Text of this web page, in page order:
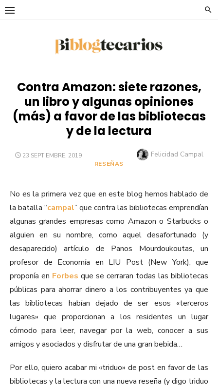
Saltar
Contra Amazon: siete razones,
un libro y algunas opiniones
(más) a favor de las bibliotecas
y de la lectura
PUBLICADO
23 SEPTIEMBRE, 2019 Autor
Felicidad Campal
RESEÑAS
No es la primera vez que en este blog hemos hablado de
la batalla “campal” que contra las bibliotecas emprendían
algunas grandes empresas como Amazon o Starbucks o
alguien en su nombre, como aquel desafortunado (y
desaparecido) artículo de Panos Mourdoukoutas, un
profesor de Economía en LIU Post (New York), que
proponía en Forbes que se cerraran todas las bibliotecas
públicas para ahorrar dinero a los contribuyentes ya que
las bibliotecas habían dejado de ser esos «terceros
lugares» que proporcionan a los residentes un lugar
cómodo para leer, navegar por la web, conocer a sus
amigos y asociados y disfrutar de una gran bebida…
Por ello, quiero acabar mi «triduo» de post en favor de las
bibliotecas y la lectura con una nueva reseña (y digo triduo